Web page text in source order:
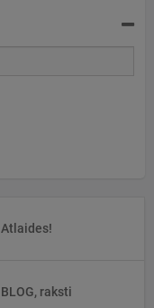
Atlaides!
BLOG, raksti